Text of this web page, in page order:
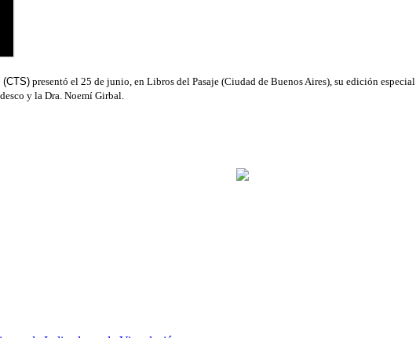
(CTS) presentó el 25 de junio, en Libros del Pasaje (Ciudad de Buenos Aires), su edición especial
y la Dra. Noemí Girbal.